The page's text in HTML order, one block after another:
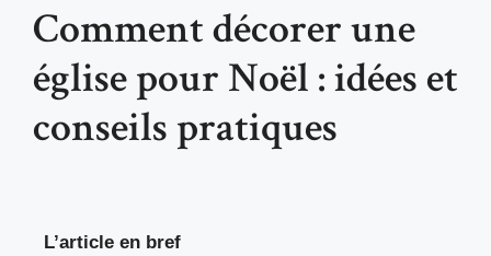
Comment décorer une
église pour Noël : idées et
conseils pratiques
L’article en bref